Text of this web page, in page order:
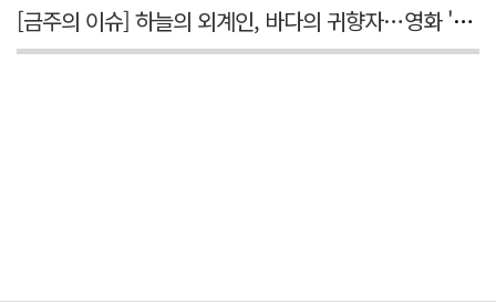
[금주의 이슈] 하늘의 외계인, 바다의 귀향자…영화 '호프'와 '오디세이'